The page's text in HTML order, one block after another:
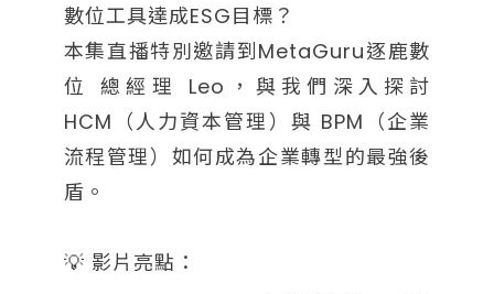
數位工具達成ESG目標？
本集直播特別邀請到MetaGuru逐鹿數
位 總經理 Leo，與我們深入探討
HCM（人力資本管理）與 BPM（企業
流程管理）如何成為企業轉型的最強後
盾。
💡 影片亮點：